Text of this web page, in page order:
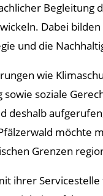
Begleitung
Dabei
und die
wie
sowie soziale
deshalb
möchte
Grenzen
ihrer